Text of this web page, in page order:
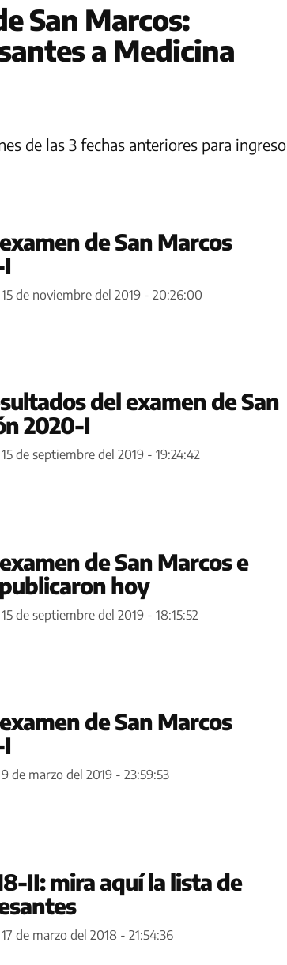
San Marcos:
a Medicina
de las 3 fechas anteriores para ingreso
de San Marcos
15 de noviembre del 2019 - 20:26:00
del examen de San
2020-I
15 de septiembre del 2019 - 19:24:42
de San Marcos e
hoy
15 de septiembre del 2019 - 18:15:52
de San Marcos
9 de marzo del 2019 - 23:59:53
II: mira aquí la lista de
17 de marzo del 2018 - 21:54:36